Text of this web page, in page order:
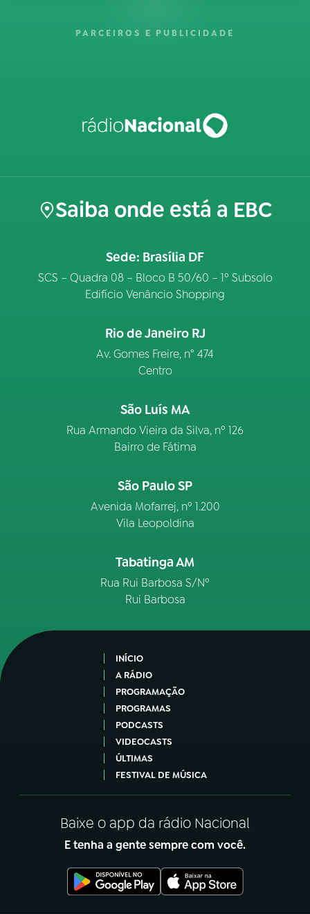
PARCEIROS E PUBLICIDADE
Saiba onde está a EBC
Sede: Brasília DF
SCS – Quadra 08 – Bloco B 50/60 – 1º Subsolo
Edifício Venâncio Shopping
Rio de Janeiro RJ
Av. Gomes Freire, n° 474
Centro
São Luís MA
Rua Armando Vieira da Silva, nº 126
Bairro de Fátima
São Paulo SP
Avenida Mofarrej, nº 1.200
Vila Leopoldina
Tabatinga AM
Rua Rui Barbosa S/Nº
Rui Barbosa
INÍCIO
A RÁDIO
PROGRAMAÇÃO
PROGRAMAS
PODCASTS
VIDEOCASTS
ÚLTIMAS
FESTIVAL DE MÚSICA
Baixe o app da rádio Nacional
E tenha a gente sempre com você.